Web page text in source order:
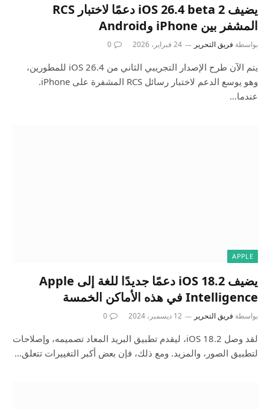
يضيف iOS 26.4 beta 2 دعمًا لاختبار RCS
المشفر بين iPhone وAndroid
بواسطة فريق التحرير 24 فبراير، 2026 0
يتم الآن طرح الإصدار التجريبي الثاني من iOS 26.4 للمطورين،
وهو يوسع الدعم لاختبار رسائل RCS المشفرة على iPhone.
عندما…
APPLE
يضيف iOS 18.2 دعمًا جديدًا للغة إلى Apple
Intelligence في هذه الأماكن الخمسة
بواسطة فريق التحرير 12 ديسمبر، 2024 0
لقد وصل iOS 18.2، ليقدم تطبيق البريد المعاد تصميمه، وإصلاحات
لتطبيق الصور، والمزيد. ومع ذلك، فإن بعض أكبر التغييرات تتعلق…